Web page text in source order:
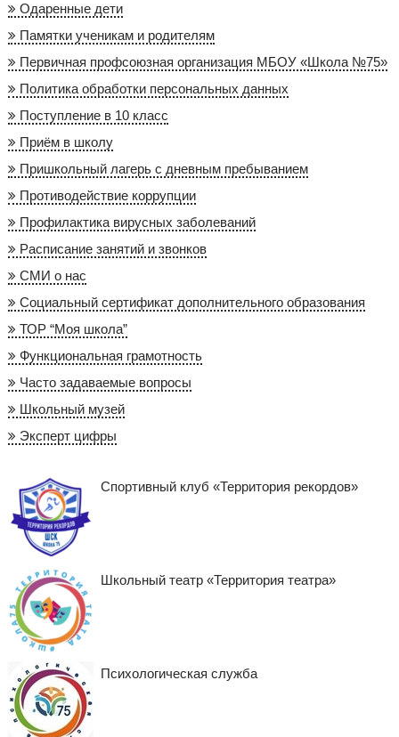
Одаренные дети
Памятки ученикам и родителям
Первичная профсоюзная организация МБОУ «Школа №75»
Политика обработки персональных данных
Поступление в 10 класс
Приём в школу
Пришкольный лагерь с дневным пребыванием
Противодействие коррупции
Профилактика вирусных заболеваний
Расписание занятий и звонков
СМИ о нас
Социальный сертификат дополнительного образования
ТОР “Моя школа”
Функциональная грамотность
Часто задаваемые вопросы
Школьный музей
Эксперт цифры
Спортивный клуб «Территория рекордов»
Школьный театр «Территория театра»
Психологическая служба